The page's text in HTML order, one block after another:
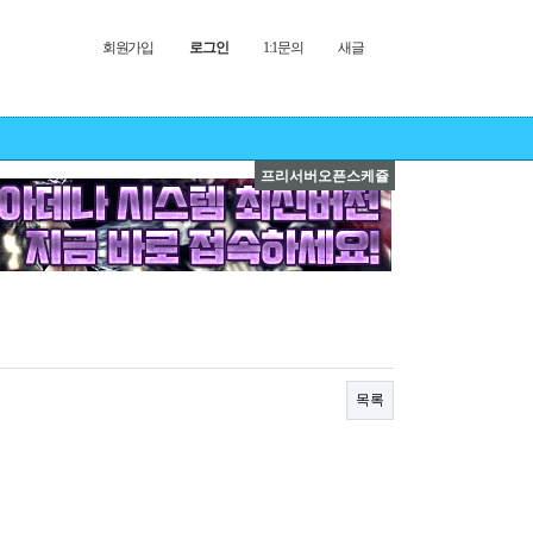
회원가입 로그인 1:1문의 새글
프리서버오픈스케쥴
목록